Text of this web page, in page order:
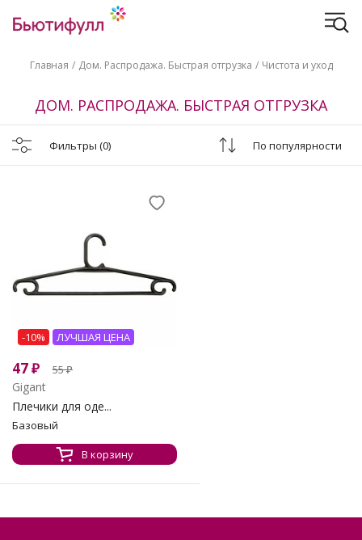
Главная Дом. Распродажа. Быстрая отгрузка Чистота и уход
ДОМ. РАСПРОДАЖА. БЫСТРАЯ ОТГРУЗКА
Фильтры (0) По популярности
-10% ЛУЧШАЯ ЦЕНА
47₽ 55₽
Gigant
Плечики для оде...
Базовый
В корзину